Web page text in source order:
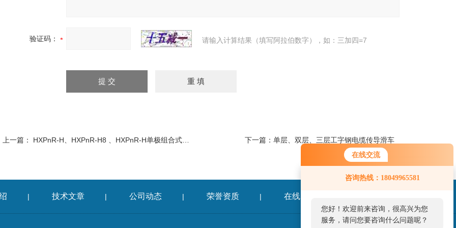
在线交流
咨询热线：18049965581
您好！欢迎前来咨询，很高兴为您
服务，请问您要咨询什么问题呢？
验证码： 请输入计算结果（填写阿拉伯数字），如：三加四=7
上一篇： HXPnR-H、HXPnR-H8 、HXPnR-H单极组合式滑触线 下一篇： 单层、双层、三层工字钢电缆传导滑车
| 技术文章 | 公司动态 | 荣誉资质 | 在线留言